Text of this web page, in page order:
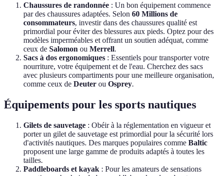
Chaussures de randonnée : Un bon équipement commence
par des chaussures adaptées. Selon 60 Millions de
consommateurs, investir dans des chaussures qualité est
primordial pour éviter des blessures aux pieds. Optez pour des
modèles imperméables et offrant un soutien adéquat, comme
ceux de Salomon ou Merrell.
Sacs à dos ergonomiques : Essentiels pour transporter votre
nourriture, votre équipement et de l'eau. Cherchez des sacs
avec plusieurs compartiments pour une meilleure organisation,
comme ceux de Deuter ou Osprey.
Équipements pour les sports nautiques
Gilets de sauvetage : Obéir à la réglementation en vigueur et
porter un gilet de sauvetage est primordial pour la sécurité lors
d'activités nautiques. Des marques populaires comme Baltic
proposent une large gamme de produits adaptés à toutes les
tailles.
Paddleboards et kayak : Pour les amateurs de sensations